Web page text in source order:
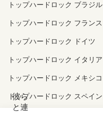
トップハードロック ブラジル
トップハードロック フランス
トップハードロック ドイツ
トップハードロック イタリア
トップハードロック メキシコ
トップハードロック スペイン
彼ら
と連